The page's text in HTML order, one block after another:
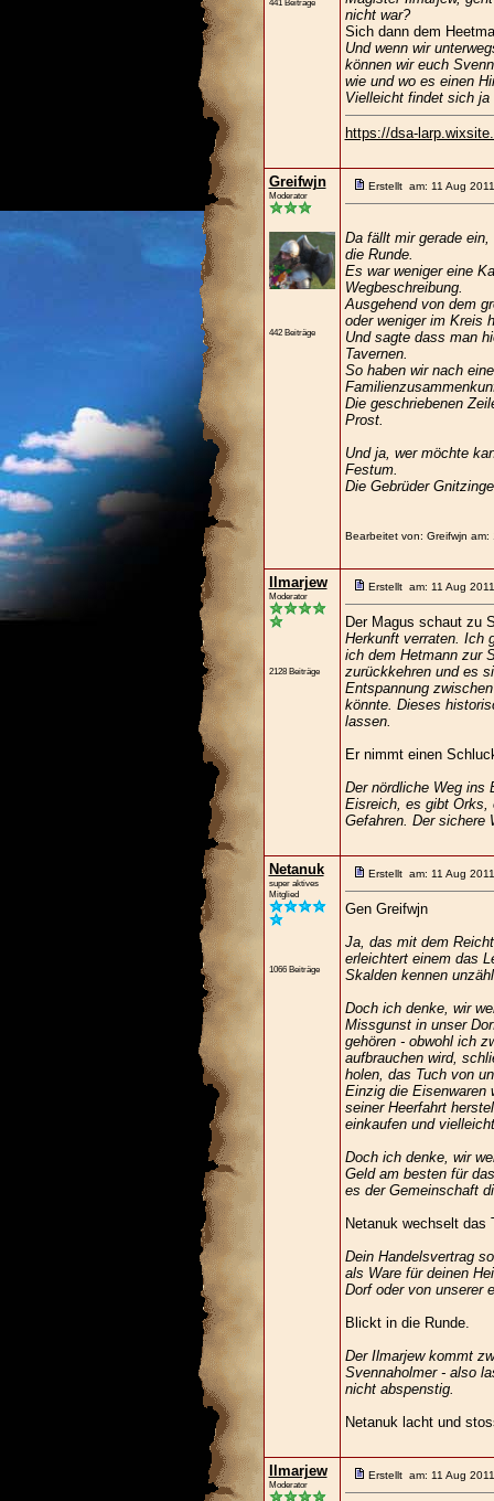
441 Beiträge
nicht war?
Sich dann dem
Und wenn wir
können wir euch
wie und wo es einen
Vielleicht findet sich
https://dsa-
Greifwjn
Moderator
442 Beiträge
Erstellt am: 11 Aug
Da fällt mir gerade
die Runde.
Es war weniger eine
Wegbeschreibung.
Ausgehend von dem
oder weniger im Kreis
Und sagte dass man
Tavernen.
So haben wir nach
Die geschriebenen
Prost.
Und ja, wer möchte
Festum.
Die Gebrüder
Bearbeitet von: Greifwjn am:
Ilmarjew
Moderator
2128 Beiträge
Erstellt am: 11 Aug
Der Magus schaut zu
Herkunft verraten. Ich
ich dem Hetmann zur
zurückkehren und es
Entspannung
könnte. Dieses
lassen.
Er nimmt einen
Der nördliche Weg ins
Eisreich, es gibt Orks,
Gefahren. Der sichere
Netanuk
super aktives
Mitglied
1066 Beiträge
Erstellt am: 11 Aug
Gen Greifwjn
Ja, das mit dem
erleichtert einem das
Skalden kennen
Doch ich denke, wir
Missgunst in unser
gehören - obwohl ich
aufbrauchen wird,
holen, das Tuch von
Einzig die Eisenwaren
seiner Heerfahrt
einkaufen und
Doch ich denke, wir
Geld am besten für
es der Gemeinschaft
Netanuk wechselt das
Dein Handelsvertrag
als Ware für deinen
Dorf oder von unserer
Blickt in die Runde.
Der Ilmarjew kommt
Svennaholmer - also
nicht abspenstig.
Netanuk lacht und
Ilmarjew
Moderator
Erstellt am: 11 Aug